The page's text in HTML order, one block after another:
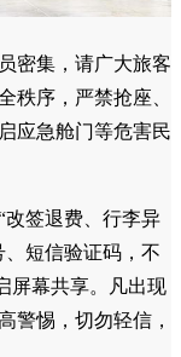
密集，请广大旅客
秩序，严禁抢座、
应急舱门等危害民
改签退费、行李异
短信验证码，不
屏幕共享。凡出现
警惕，切勿轻信，